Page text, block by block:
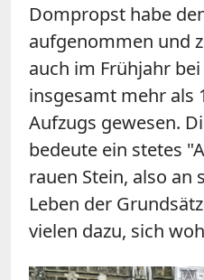
Dompropst habe
aufgenommen und
auch im Frühjahr
insgesamt mehr als
Aufzugs gewesen.
bedeute ein stetes
rauen Stein, also an
Leben der
vielen dazu, sich